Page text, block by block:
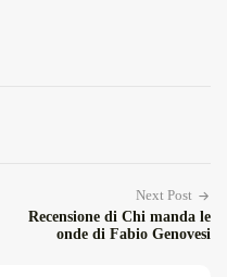
Next Post
Recensione di Chi manda le
onde di Fabio Genovesi